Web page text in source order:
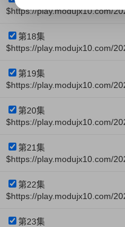
$https://play.modujx10.com/
第18集
$https://play.modujx10.com/
第19集
$https://play.modujx10.com/
第20集
$https://play.modujx10.com/
第21集
$https://play.modujx10.com/
第22集
$https://play.modujx10.com/
第23集